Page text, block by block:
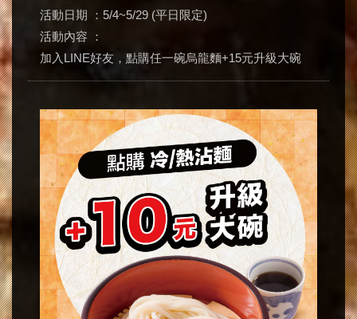
活動日期 ：5/4~5/29 (平日限定)
活動內容 ：
加入LINE好友，點購任一碗烏龍麵+15元升級大碗